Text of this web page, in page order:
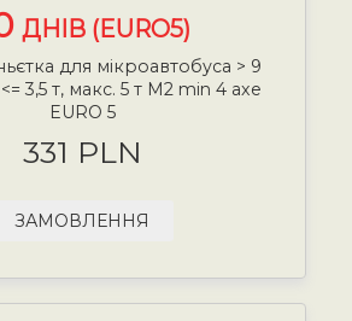
ДНІВ (EURO5)
для мікроавтобуса > 9
3,5 т, макс. 5 т М2 min 4 axe
EURO 5
331 PLN
ЗАМОВЛЕННЯ